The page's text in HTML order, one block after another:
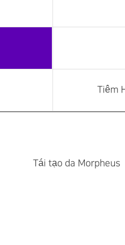
Tiêm
Tái tạo da Morpheus